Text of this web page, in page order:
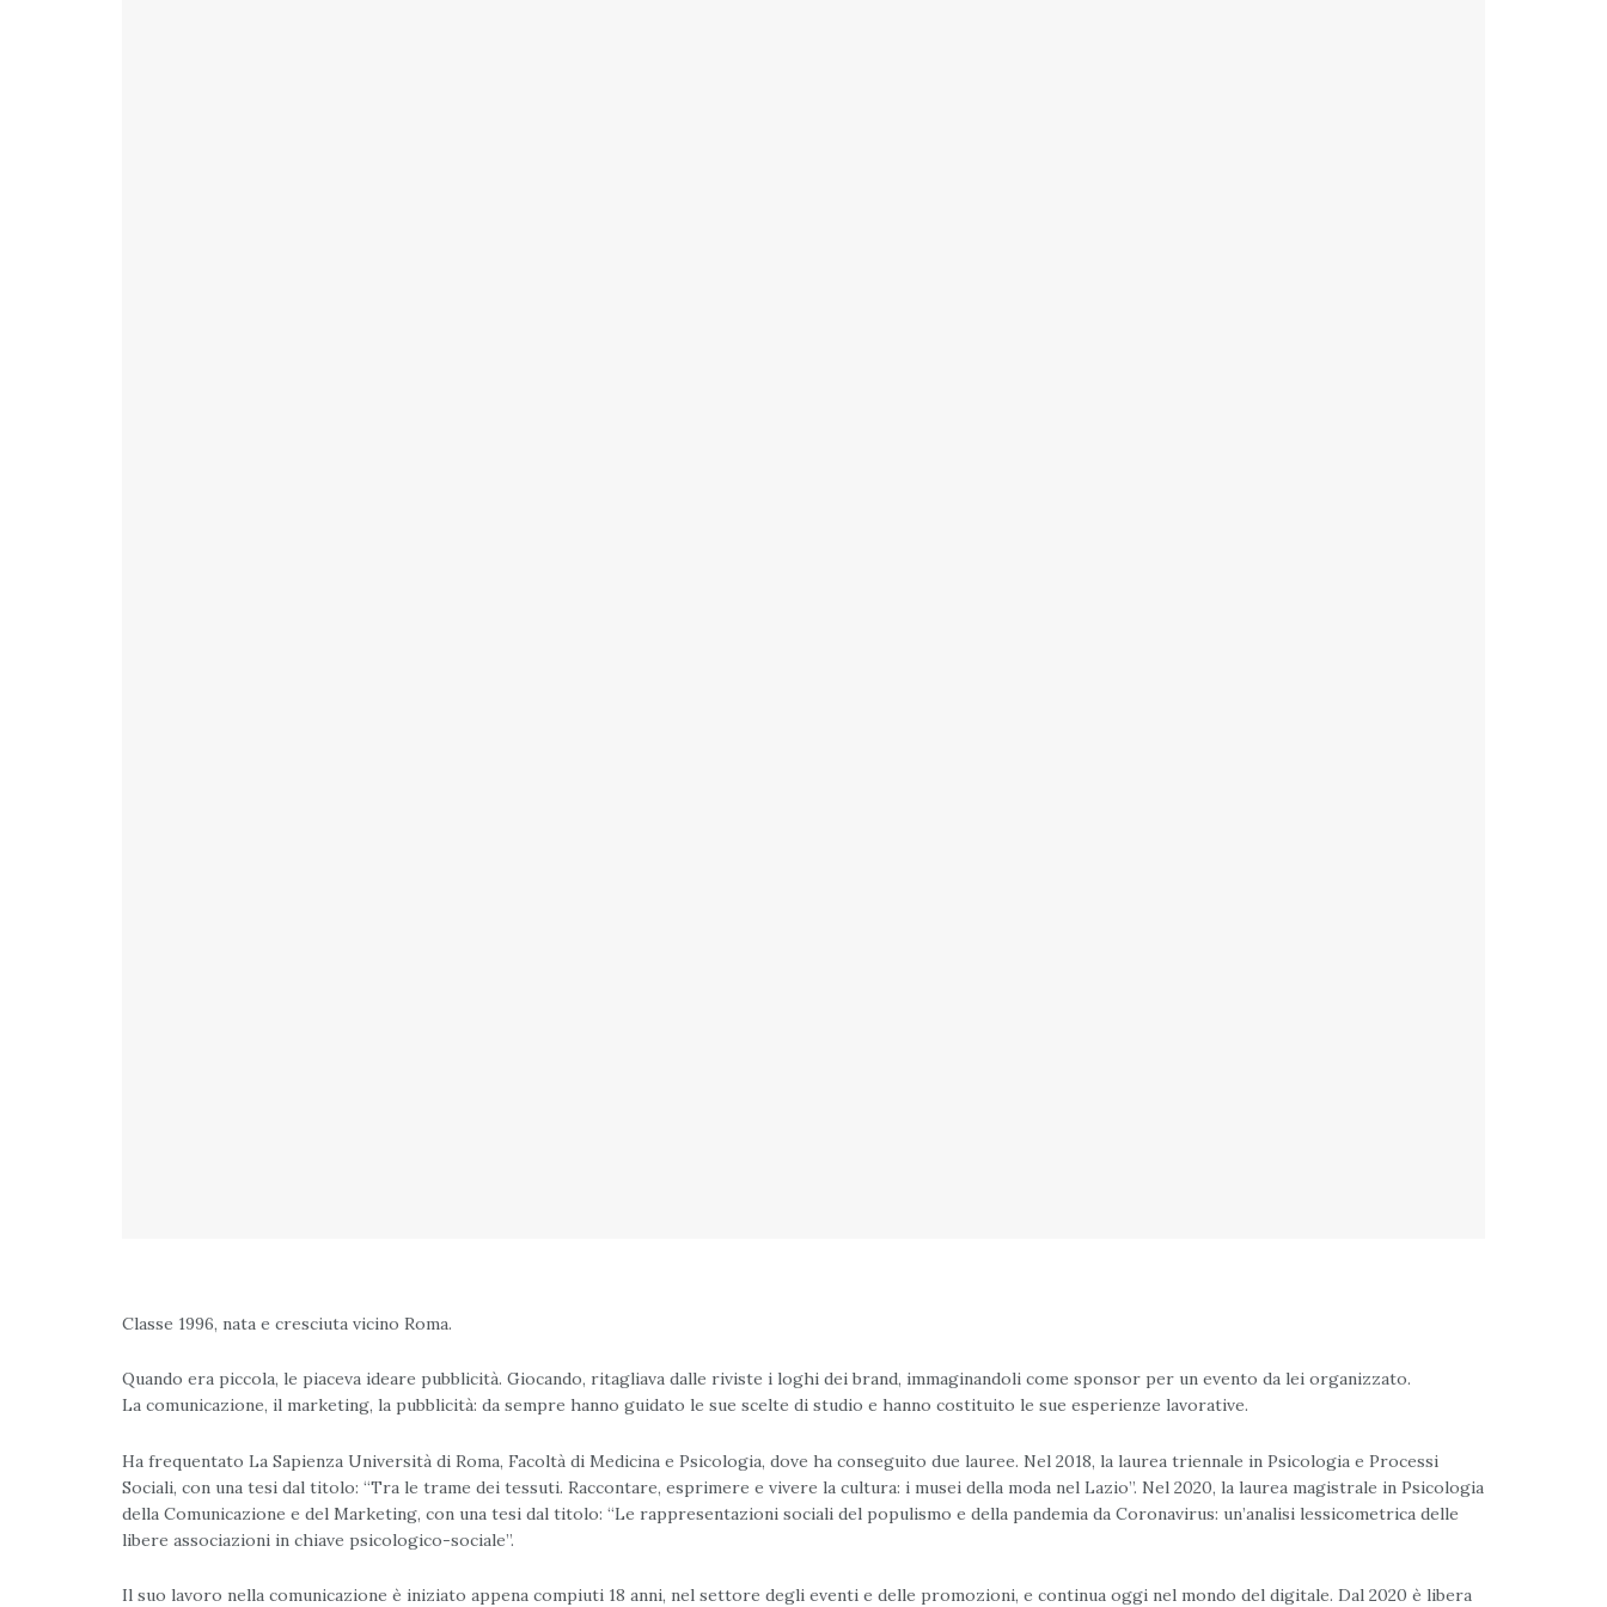
Classe 1996, nata e cresciuta vicino Roma.
Quando era piccola, le piaceva ideare pubblicità. Giocando, ritagliava dalle riviste i loghi dei brand, immaginandoli come sponsor per un evento da lei organizzato.
La comunicazione, il marketing, la pubblicità: da sempre hanno guidato le sue scelte di studio e hanno costituito le sue esperienze lavorative.
Ha frequentato La Sapienza Università di Roma, Facoltà di Medicina e Psicologia, dove ha conseguito due lauree. Nel 2018, la laurea triennale in Psicologia e Processi
Sociali, con una tesi dal titolo: “Tra le trame dei tessuti. Raccontare, esprimere e vivere la cultura: i musei della moda nel Lazio”. Nel 2020, la laurea magistrale in Psicologia
della Comunicazione e del Marketing, con una tesi dal titolo: “Le rappresentazioni sociali del populismo e della pandemia da Coronavirus: un’analisi lessicometrica delle
libere associazioni in chiave psicologico-sociale”.
Il suo lavoro nella comunicazione è iniziato appena compiuti 18 anni, nel settore degli eventi e delle promozioni, e continua oggi nel mondo del digitale. Dal 2020 è libera